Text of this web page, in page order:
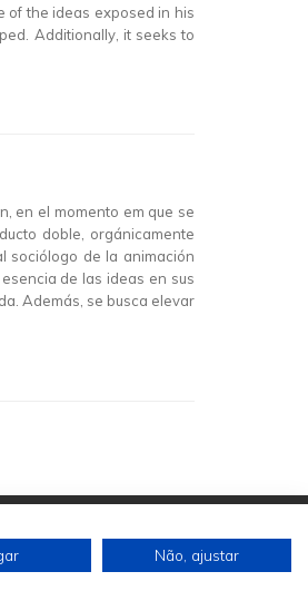
of the ideas exposed in his
Additionally, it seeks to
en el momento em que se
doble, orgánicamente
sociólogo de la animación
de las ideas en sus
Además, se busca elevar
Não, ajustar